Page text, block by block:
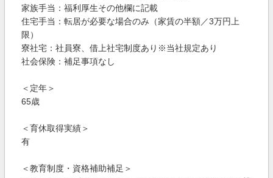
家族手当：福利厚生その他欄に記載
住宅手当：転居が必要な場合のみ（家賃の半額／3万円上
限）
寮社宅：社員寮、借上社宅制度あり※当社規定あり
社会保険：補足事項なし
＜定年＞
65歳
＜育休取得実績＞
有
＜教育制度・資格補助補足＞